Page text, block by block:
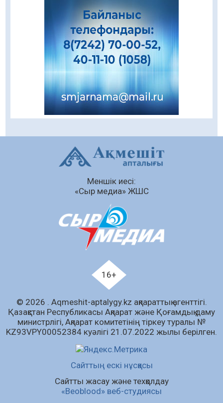
Кенеге қарсы залалсыздандыру жұмыстары
07.08.2026
Балалардың жазғы демалысындағы
қауіпсіздік – тұрақты бақылауда
07.08.2026
Сыбайлас жемқорлық
Аумақтан тыс соттылық – сот төрелігінің
ашықтығы мен қолжетімділігін арттыру
Білім гранты иегерлерінің тізімі шықты
«Дауыс беру учаскесін қалай табуға болады?»￼
Қазақстандықтар Құрылтай сайлауынан
жақсылық күтеді – қоғамдық пікір зерттеуі
Барлық жаңалық
Меншік иесі:
«Сыр медиа» ЖШС
16+
© 2026 . Аqmeshit-aptalygy.kz ақпараттық агенттігі.
Қазақстан Республикасы Ақпарат және Қоғамдық даму
министрлігі, Ақпарат комитетінің тіркеу туралы №
KZ93VPY00052384 куәлігі 21.07.2022 жылы берілген.
Сайттың ескі нұсқасы
Сайтты жасау және техқолдау
«Beoblood» веб-студиясы